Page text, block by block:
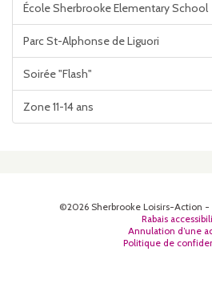
École Sherbrooke Elementary School
Parc St-Alphonse de Liguori
Soirée "Flash"
Zone 11-14 ans
©2026 Sherbrooke Loisirs-Action -
Rabais
Annulation d’une
Politique de